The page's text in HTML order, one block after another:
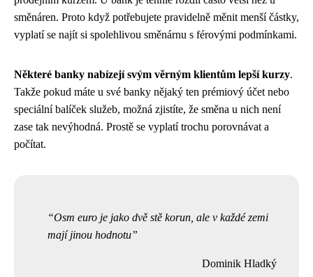
směnáren. Proto když potřebujete pravidelně měnit menší částky,
vyplatí se najít si spolehlivou směnárnu s férovými podmínkami.
Některé banky nabízejí svým věrným klientům lepší kurzy.
Takže pokud máte u své banky nějaký ten prémiový účet nebo
speciální balíček služeb, možná zjistíte, že směna u nich není
zase tak nevýhodná. Prostě se vyplatí trochu porovnávat a
počítat.
Osm euro je jako dvě stě korun, ale v každé zemi
mají jinou hodnotu
Dominik Hladký